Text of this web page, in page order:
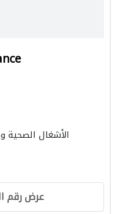
الأشغال الصحية
عرض رقم